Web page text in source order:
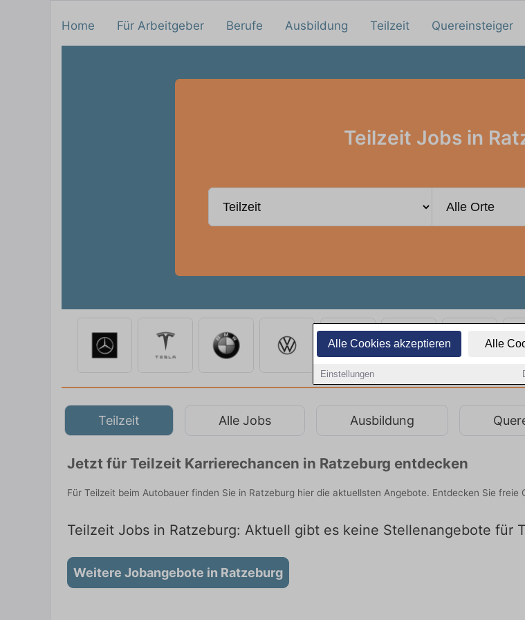
Alle Cookies akzeptieren Alle
Einstellungen
Home Für Arbeitgeber Berufe Ausbildung Teilzeit Quereinsteiger
Teilzeit Jobs in
Teilzeit Alle Jobs Ausbildung
Jetzt für Teilzeit Karrierechancen in Ratzeburg entdecken
Für Teilzeit beim Autobauer finden Sie in Ratzeburg hier die aktuellsten Angebote. Entdecken Sie
Teilzeit Jobs in Ratzeburg: Aktuell gibt es keine Stellenangebote für
Weitere Jobangebote in Ratzeburg